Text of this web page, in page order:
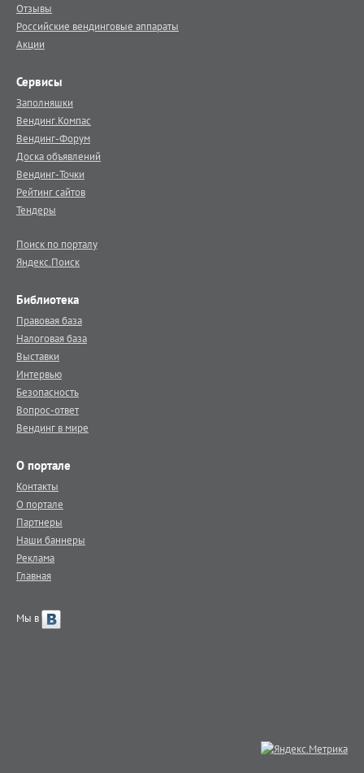
Отзывы
Российские вендинговые аппараты
Акции
Сервисы
Заполняшки
Вендинг.Компас
Вендинг-Форум
Доска объявлений
Вендинг-Точки
Рейтинг сайтов
Тендеры
Поиск по порталу
Яндекс.Поиск
Библиотека
Правовая база
Налоговая база
Выставки
Интервью
Безопасность
Вопрос-ответ
Вендинг в мире
О портале
Контакты
О портале
Партнеры
Наши баннеры
Реклама
Главная
Мы в